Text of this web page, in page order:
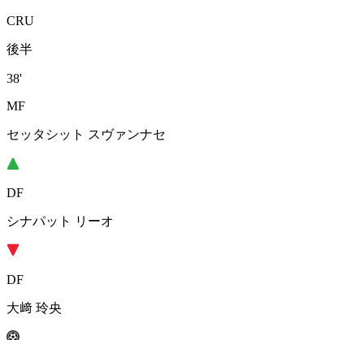
CRU
後半
38'
MF
セッタシット スヴァンナセ
DF
シナパット リーオ
DF
大﨑 玲央